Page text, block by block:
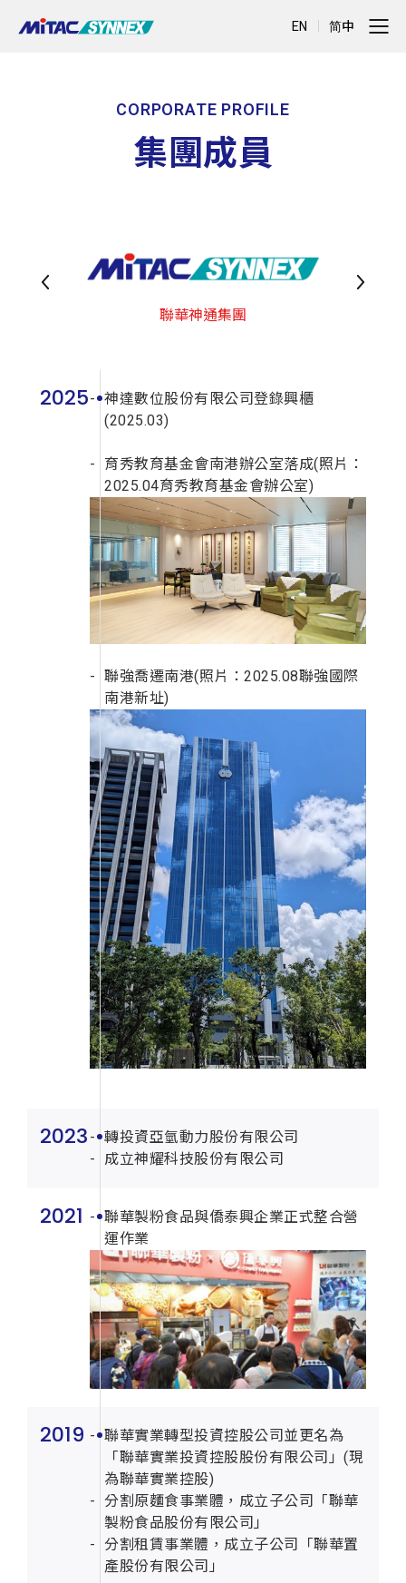
CORPORATE PROFILE
集團成員
聯華神通集團
2025
神達數位股份有限公司登錄興櫃
(2025.03)
育秀教育基金會南港辦公室落成(照片：
2025.04育秀教育基金會辦公室)
聯強喬遷南港(照片：2025.08聯強國際
南港新址)
2023
轉投資亞氫動力股份有限公司
成立神耀科技股份有限公司
2021
聯華製粉食品與僑泰興企業正式整合營
運作業
2019
聯華實業轉型投資控股公司並更名為
「聯華實業投資控股股份有限公司」(現
為聯華實業控股)
分割原麵食事業體，成立子公司「聯華
製粉食品股份有限公司」
分割租賃事業體，成立子公司「聯華置
產股份有限公司」
EN 简中